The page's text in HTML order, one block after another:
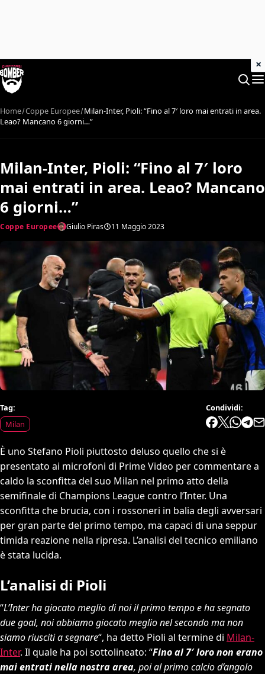
Home Coppe Europee Milan-Inter, Pioli: “Fino al 7′ loro mai entrati in area.
Leao? Mancano 6 giorni…”
Milan-Inter, Pioli: “Fino al 7′ loro
mai entrati in area. Leao? Mancano
6 giorni…”
Coppe Europee Giulio Piras 11 Maggio 2023
Tag:
Milan
Condividi:
È uno Stefano Pioli piuttosto deluso quello che si è
presentato ai microfoni di Prime Video per commentare a
caldo la sconfitta del suo Milan nel primo atto della
semifinale di Champions League contro l’Inter. Una
sconfitta che brucia, con i rossoneri in balia degli avversari
per gran parte del primo tempo, ma capaci di una seppur
timida reazione nella ripresa. L’analisi del tecnico emiliano
è stata lucida.
L’analisi di Pioli
“L’Inter ha giocato meglio di noi il primo tempo e ha segnato
due goal, noi abbiamo giocato meglio nel secondo ma non
siamo riusciti a segnare“, ha detto Pioli al termine di Milan-
Inter. Il quale ha poi sottolineato: “Fino al 7′ loro non erano
mai entrati nella nostra area, poi al primo calcio d’angolo
×